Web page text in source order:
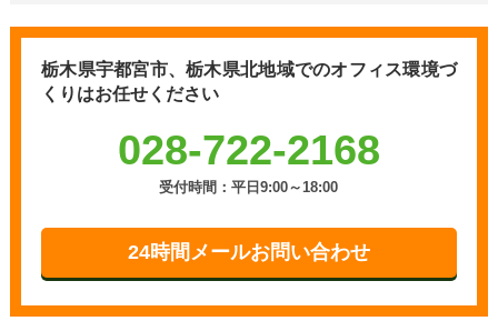
栃木県宇都宮市、栃木県北地域でのオフィス環境づ
くりはお任せください
028-722-2168
受付時間：平日9:00～18:00
24時間メールお問い合わせ